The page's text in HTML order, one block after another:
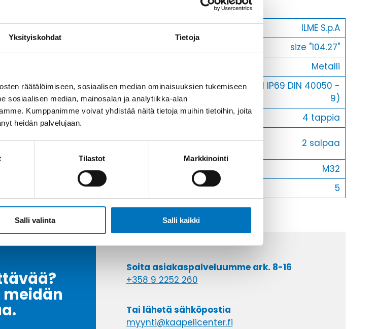
Yksityiskohdat Tietoja
räätälöimiseen, sosiaalisen median ominaisuuksien tukemiseen
sosiaalisen median, mainosalan ja analytiikka-alan
Kumppanimme voivat yhdistää näitä tietoja muihin tietoihin, joita
heidän palvelujaan.
Tilastot Markkinointi
Salli valinta Salli kaikki
Valmistaja
ILME S.p.A
size "104.27"
Metalli
IP-luokka
IP66 (and IP69 DIN 40050 -
9)
Lukitus
4 tappia
2 salpaa
M32
Myyntierä
5
meidän
Soita asiakaspalveluumme ark. 8-16
+358 9 2252 260
Tai lähetä sähköpostia
myynti@kaapelicenter.fi